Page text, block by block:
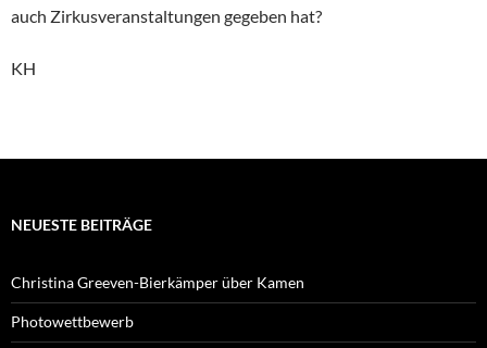
auch Zirkusveranstaltungen gegeben hat?
KH
NEUESTE BEITRÄGE
Christina Greeven-Bierkämper über Kamen
Photowettbewerb